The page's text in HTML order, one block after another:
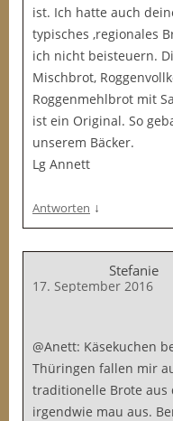
ist. Ich hatte auch
typisches ,regionales
ich nicht beisteuern.
Mischbrot,
Roggenmehlbrot mit
ist ein Original. So
unserem Bäcker.
Lg Annett
Antworten ↓
Stefanie
17. September 2016
@Anett: Käsekuchen
Thüringen fallen mir
traditionelle Brote aus
irgendwie mau aus.